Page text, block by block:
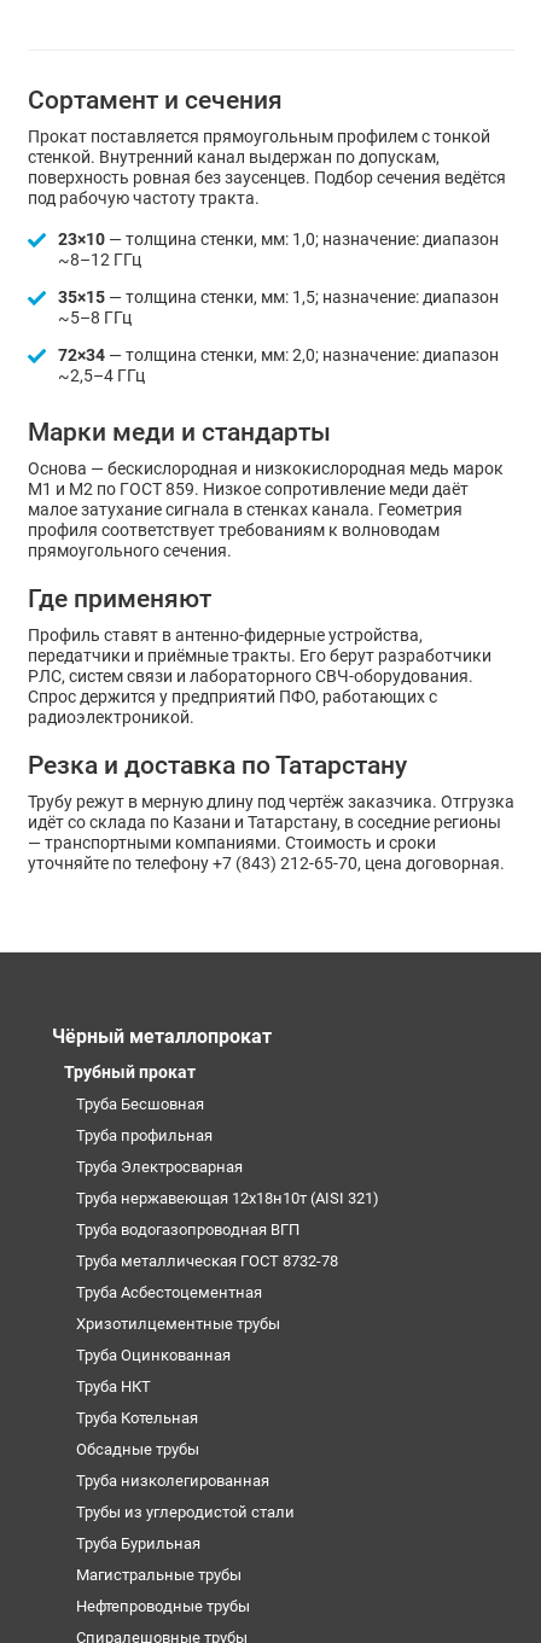
Сортамент и сечения
Прокат поставляется прямоугольным профилем с тонкой
стенкой. Внутренний канал выдержан по допускам,
поверхность ровная без заусенцев. Подбор сечения ведётся
под рабочую частоту тракта.
23×10— толщина стенки, мм: 1,0; назначение: диапазон
~8–12 ГГц
35×15— толщина стенки, мм: 1,5; назначение: диапазон
~5–8 ГГц
72×34— толщина стенки, мм: 2,0; назначение: диапазон
~2,5–4 ГГц
Марки меди и стандарты
Основа — бескислородная и низкокислородная медь марок
М1 и М2 по ГОСТ 859. Низкое сопротивление меди даёт
малое затухание сигнала в стенках канала. Геометрия
профиля соответствует требованиям к волноводам
прямоугольного сечения.
Где применяют
Профиль ставят в антенно-фидерные устройства,
передатчики и приёмные тракты. Его берут разработчики
РЛС, систем связи и лабораторного СВЧ-оборудования.
Спрос держится у предприятий ПФО, работающих с
радиоэлектроникой.
Резка и доставка по Татарстану
Трубу режут в мерную длину под чертёж заказчика. Отгрузка
идёт со склада по Казани и Татарстану, в соседние регионы
— транспортными компаниями. Стоимость и сроки
уточняйте по телефону +7 (843) 212-65-70, цена договорная.
Чёрный металлопрокат
Трубный прокат
Труба Бесшовная
Труба профильная
Труба Электросварная
Труба нержавеющая 12х18н10т (AISI 321)
Труба водогазопроводная ВГП
Труба металлическая ГОСТ 8732-78
Труба Асбестоцементная
Хризотилцементные трубы
Труба Оцинкованная
Труба НКТ
Труба Котельная
Обсадные трубы
Труба низколегированная
Трубы из углеродистой стали
Труба Бурильная
Магистральные трубы
Нефтепроводные трубы
Спиралешовные трубы